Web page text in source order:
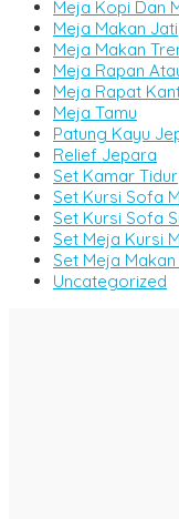
Meja Kopi Dan
Meja Makan Jati
Meja Makan
Meja Rapan
Meja Rapat
Meja Tamu
Patung Kayu
Relief Jepara
Set Kamar Tidur
Set Kursi Sofa
Set Kursi Sofa
Set Meja Kursi
Set Meja
Uncategorized